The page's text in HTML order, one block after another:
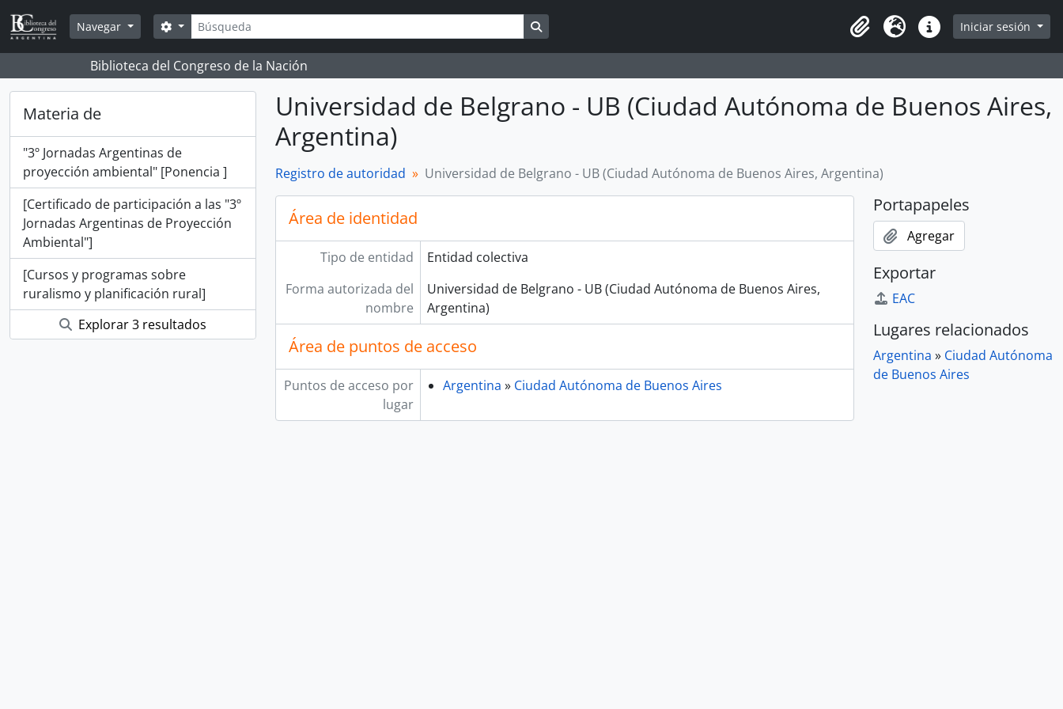
Skip to main content
Navegar
Búsqueda
Search options
Portapapeles
Idioma Enlaces rápidos
Iniciar sesión
Biblioteca del Congreso de la Nación
Materia de
"3º Jornadas Argentinas de
proyección ambiental" [Ponencia ]
[Certificado de participación a las "3º
Jornadas Argentinas de Proyección
Ambiental"]
[Cursos y programas sobre
ruralismo y planificación rural]
Explorar 3 resultados
Universidad de Belgrano - UB (Ciudad Autónoma de Buenos Aires,
Argentina)
Registro de autoridad Universidad de Belgrano - UB (Ciudad Autónoma de Buenos Aires, Argentina)
Área de identidad
Tipo de entidad
Entidad colectiva
Forma autorizada del
nombre
Universidad de Belgrano - UB (Ciudad Autónoma de Buenos Aires,
Argentina)
Área de puntos de acceso
Puntos de acceso por
lugar
Argentina » Ciudad Autónoma de Buenos Aires
Portapapeles
Agregar
Exportar
EAC
Lugares relacionados
Argentina » Ciudad Autónoma
de Buenos Aires